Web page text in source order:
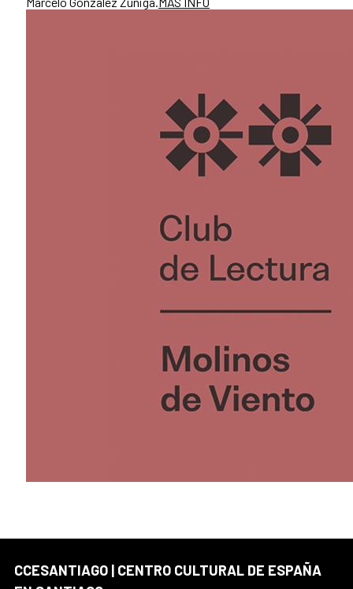
CCESANTIAGO | CENTRO CULTURAL DE ESPAÑA